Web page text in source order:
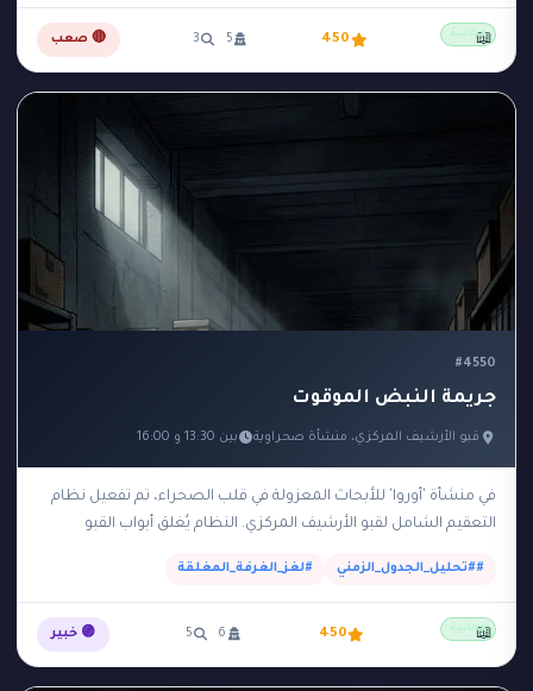
مجانية 450
5
3 🔴 صعب 📖
#4550
جريمة النبض الموقوت
قبو الأرشيف المركزي، منشأة صحراوية بين 13:30 و 16:00
في منشأة 'أوروا' للأبحاث المعزولة في قلب الصحراء، تم تفعيل نظام
التعقيم الشامل لقبو الأرشيف المركزي. النظام يُغلق أبواب القبو
##تحليل_الجدول_الزمني #لغز_الغرفة_المغلقة
مجانية 450
6
5 🟣 خبير 📖